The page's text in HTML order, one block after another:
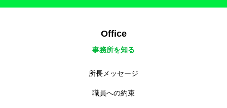
Office
事務所を知る
所長メッセージ
職員への約束